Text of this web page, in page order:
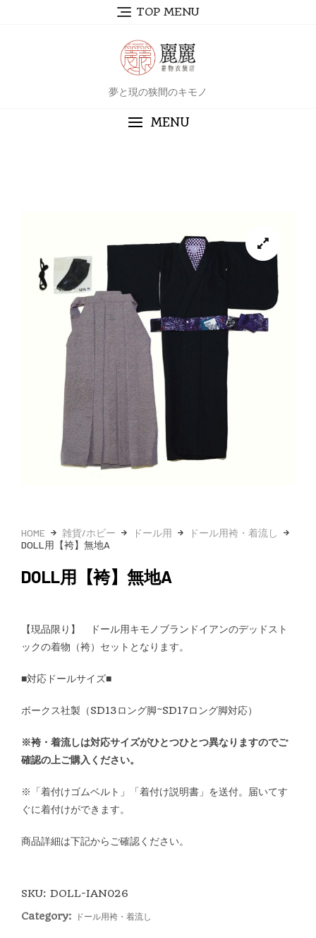
TOP MENU
夢と現の狭間のキモノ
MENU
HOME 雑貨/ホビー ドール用
ドール用袴・着流し
DOLL用【袴】無地A
DOLL用【袴】無地A
【現品限り】 ドール用キモノブランドイアンのデッドスト
ックの着物（袴）セットとなります。
■対応ドールサイズ■
ボークス社製（SD13ロング脚~SD17ロング脚対応）
※袴・着流しは対応サイズがひとつひとつ異なりますのでご
確認の上ご購入ください。
※「着付けゴムベルト」「着付け説明書」を送付。届いてす
ぐに着付けができます。
商品詳細は下記からご確認ください。
SKU: DOLL-IAN026
Category:
ドール用袴・着流し